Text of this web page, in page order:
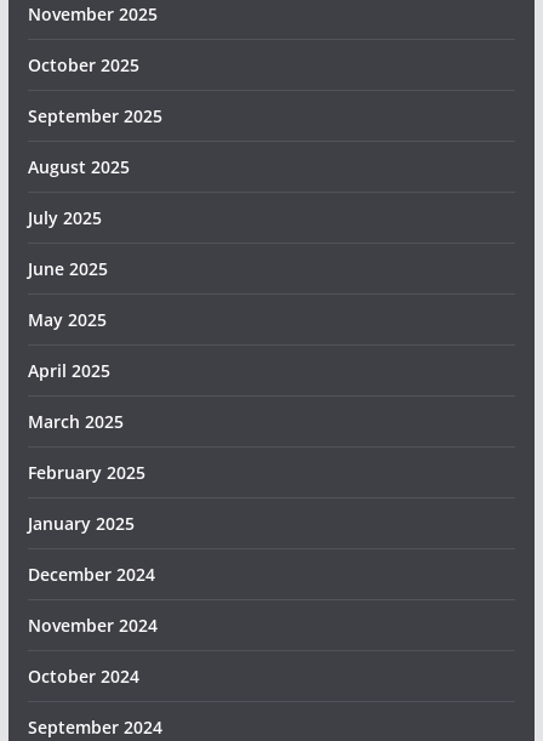
November 2025
October 2025
September 2025
August 2025
July 2025
June 2025
May 2025
April 2025
March 2025
February 2025
January 2025
December 2024
November 2024
October 2024
September 2024